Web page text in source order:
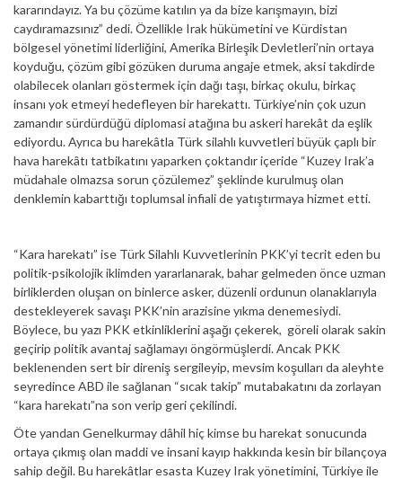
kararındayız. Ya bu çözüme katılın ya da bize karışmayın, bizi
caydıramazsınız” dedi. Özellikle Irak hükümetini ve Kürdistan
bölgesel yönetimi liderliğini, Amerika Birleşik Devletleri’nin ortaya
koyduğu, çözüm gibi gözüken duruma angaje etmek, aksi takdirde
olabilecek olanları göstermek için dağı taşı, birkaç okulu, birkaç
insanı yok etmeyi hedefleyen bir harekattı. Türkiye’nin çok uzun
zamandır sürdürdüğü diplomasi atağına bu askeri harekât da eşlik
ediyordu. Ayrıca bu harekâtla Türk silahlı kuvvetleri büyük çaplı bir
hava harekâtı tatbikatını yaparken çoktandır içeride “Kuzey Irak’a
müdahale olmazsa sorun çözülemez” şeklinde kurulmuş olan
denklemin kabarttığı toplumsal infiali de yatıştırmaya hizmet etti.
“Kara harekatı” ise Türk Silahlı Kuvvetlerinin PKK’yi tecrit eden bu
politik-psikolojik iklimden yararlanarak, bahar gelmeden önce uzman
birliklerden oluşan on binlerce asker, düzenli ordunun olanaklarıyla
destekleyerek savaşı PKK’nin arazisine yıkma denemesiydi.
Böylece, bu yazı PKK etkinliklerini aşağı çekerek, göreli olarak sakin
geçirip politik avantaj sağlamayı öngörmüşlerdi. Ancak PKK
beklenenden sert bir direniş sergileyip, mevsim koşulları da aleyhte
seyredince ABD ile sağlanan “sıcak takip” mutabakatını da zorlayan
“kara harekatı”na son verip geri çekilindi.
Öte yandan Genelkurmay dâhil hiç kimse bu harekat sonucunda
ortaya çıkmış olan maddi ve insani kayıp hakkında kesin bir bilançoya
sahip değil. Bu harekâtlar esasta Kuzey Irak yönetimini, Türkiye ile